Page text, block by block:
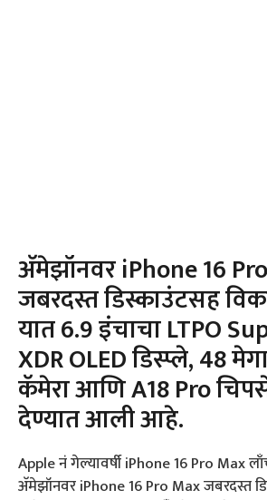
अ‍ॅमेझॉनवर iPhone 16
जबरदस्त डिस्काउंटसह
यात 6.9 इंचाचा LTPO
XDR OLED डिस्प्ले, 48
कॅमेरा आणि A18 Pro
देण्यात आली आहे.
Apple नं गेल्यावर्षी iPhone 16 Pro Max
अ‍ॅमेझॉनवर iPhone 16 Pro Max जबरदस्त